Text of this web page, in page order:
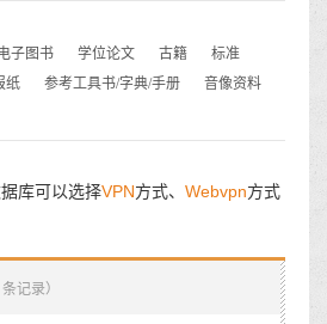
子图书 学位论文 古籍
标准
纸 参考工具书/字典/手册
音像资料
库可以选择VPN方式、 Webvpn方式
记录）